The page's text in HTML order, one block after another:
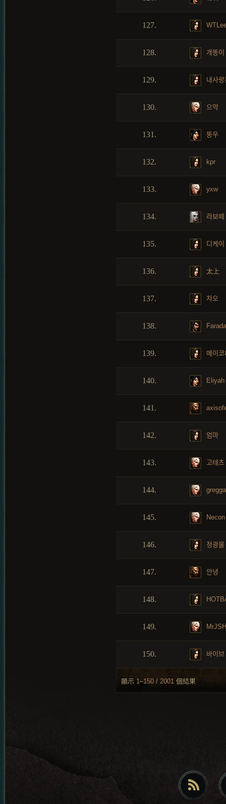
127.
128. 개똥이
129. 내사랑
130. 으악
131. 뚱우
132. kpr
133. yxw
134. 라보떼
135. 디케이
136. 太上
137. 차오
138.
139. 메이코
140. Eliyah
141.
142. 엄마
143. 고테츠
144.
145. Necon
146. 정광물
147. 안녕
148.
149. MrJSH
150. 바이브
顯示 1–150 / 2001 個結果